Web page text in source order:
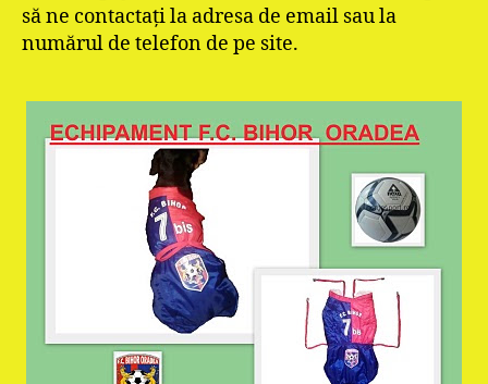
să ne contactați la adresa de email sau la
numărul de telefon de pe site.